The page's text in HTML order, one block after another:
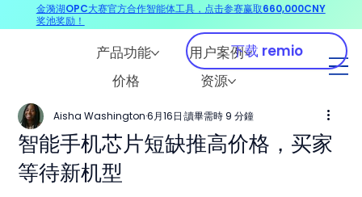
产品功能
用户案例
价格
资源
下载 remio
智能手机芯片短缺推高价格，买家
等待新机型
Aisha Washington 6月16日 讀畢需時 9 分鐘
金漪湖OPC大赛官方合作智能体工具，点击参赛赢取660,000CNY
奖池奖励！